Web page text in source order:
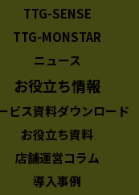
TTG-SENSE
TTG-MONSTAR
ニュース
お役立ち情報
ビス資料ダウンロード
お役立ち資料
店舗運営コラム
導入事例